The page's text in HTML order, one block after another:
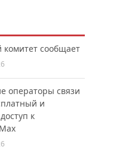
комитет сообщает
операторы связи
и
к